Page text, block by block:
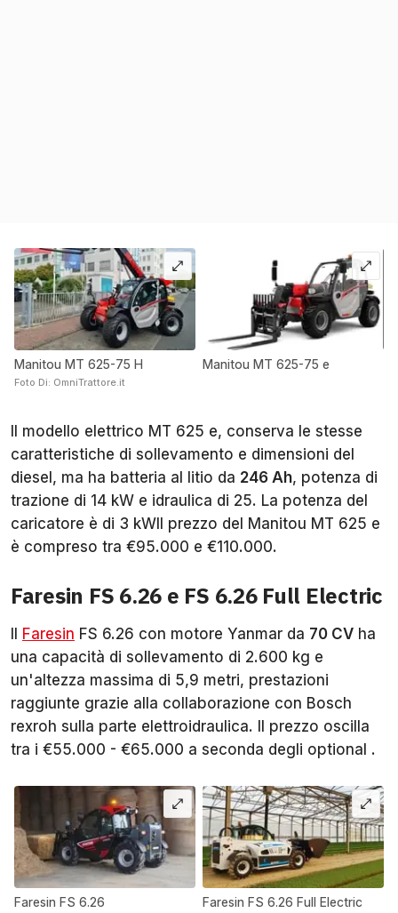
Manitou MT 625-75 H
Foto Di: OmniTrattore.it
Manitou MT 625-75 e
Il modello elettrico MT 625 e, conserva le stesse
caratteristiche di sollevamento e dimensioni del
diesel, ma ha batteria al litio da 246 Ah, potenza di
trazione di 14 kW e idraulica di 25. La potenza del
caricatore è di 3 kWIl prezzo del Manitou MT 625 e
è compreso tra €95.000 e €110.000.
Faresin FS 6.26 e FS 6.26 Full Electric
Faresin FS 6.26 con motore Yanmar da 70 CV ha
una capacità di sollevamento di 2.600 kg e
un'altezza massima di 5,9 metri, prestazioni
raggiunte grazie alla collaborazione con Bosch
rexroh sulla parte elettroidraulica. Il prezzo oscilla
tra i €55.000 - €65.000 a seconda degli optional .
Faresin FS 6.26 Faresin FS 6.26 Full Electric